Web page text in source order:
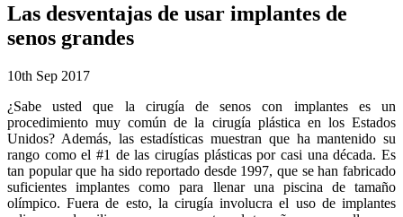
Las desventajas de usar implantes de
senos grandes
10th Sep 2017
¿Sabe usted que la cirugía de senos con implantes es un
procedimiento muy común de la cirugía plástica en los Estados
Unidos? Además, las estadísticas muestran que ha mantenido su
rango como el #1 de las cirugías plásticas por casi una década. Es
tan popular que ha sido reportado desde 1997, que se han fabricado
suficientes implantes como para llenar una piscina de tamaño
olímpico. Fuera de esto, la cirugía involucra el uso de implantes